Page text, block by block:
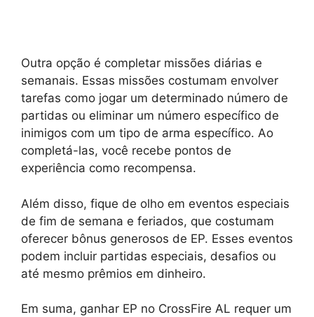
Outra opção é completar missões diárias e
semanais. Essas missões costumam envolver
tarefas como jogar um determinado número de
partidas ou eliminar um número específico de
inimigos com um tipo de arma específico. Ao
completá-las, você recebe pontos de
experiência como recompensa.
Além disso, fique de olho em eventos especiais
de fim de semana e feriados, que costumam
oferecer bônus generosos de EP. Esses eventos
podem incluir partidas especiais, desafios ou
até mesmo prêmios em dinheiro.
Em suma, ganhar EP no CrossFire AL requer um